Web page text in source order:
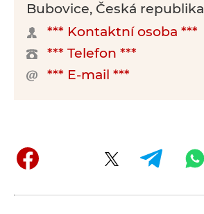
Bubovice, Česká republika
*** Kontaktní osoba ***
*** Telefon ***
*** E-mail ***